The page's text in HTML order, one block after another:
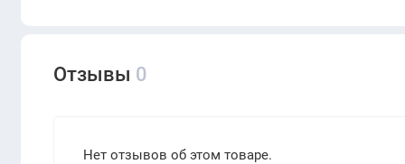
Отзывы 0
Нет отзывов об этом товаре.